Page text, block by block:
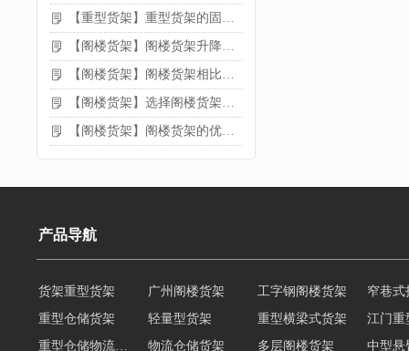
【重型货架】重型货架的固定方法
【阁楼货架】阁楼货架升降机需要注意哪些
【阁楼货架】阁楼货架相比传统货架的优势是什么
【阁楼货架】选择阁楼货架的好处？
【阁楼货架】阁楼货架的优点是什么
产品导航
重型仓储货架
轻量型货架 重型横梁式货架
江门重
物流仓储货架 多层阁楼货架
中型悬